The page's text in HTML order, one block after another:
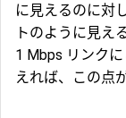
に見えるのに対
トのように見え
1 Mbps リンク
えれば、この点